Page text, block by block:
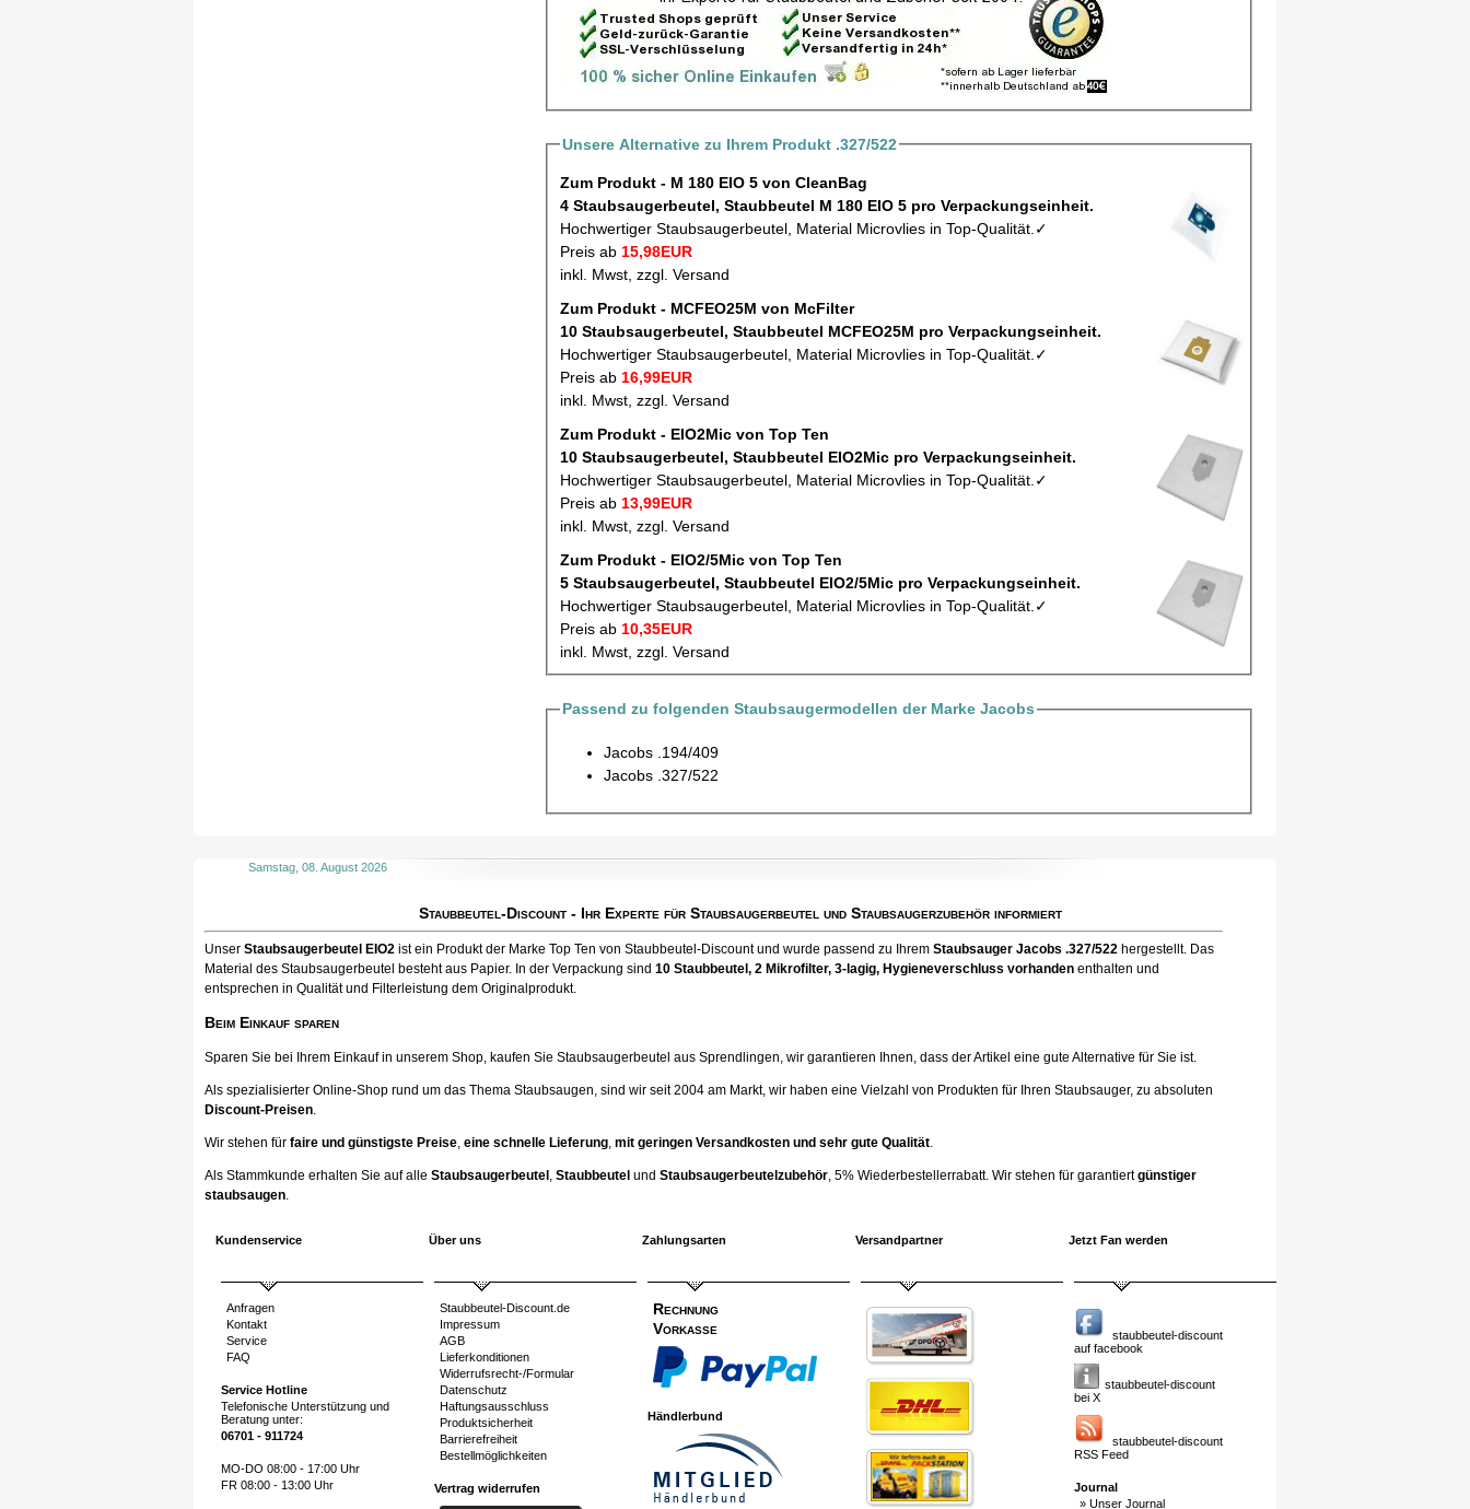
Unsere Alternative zu Ihrem Produkt .327/522
Zum Produkt - M 180 EIO 5 von CleanBag
4 Staubsaugerbeutel, Staubbeutel M 180 EIO 5 pro Verpackungseinheit.
Hochwertiger Staubsaugerbeutel, Material Microvlies in Top-Qualität.✓
Preis ab 15,98EUR
inkl. Mwst, zzgl. Versand
Zum Produkt - MCFEO25M von McFilter
10 Staubsaugerbeutel, Staubbeutel MCFEO25M pro Verpackungseinheit.
Hochwertiger Staubsaugerbeutel, Material Microvlies in Top-Qualität.✓
Preis ab 16,99EUR
inkl. Mwst, zzgl. Versand
Zum Produkt - EIO2Mic von Top Ten
10 Staubsaugerbeutel, Staubbeutel EIO2Mic pro Verpackungseinheit.
Hochwertiger Staubsaugerbeutel, Material Microvlies in Top-Qualität.✓
Preis ab 13,99EUR
inkl. Mwst, zzgl. Versand
Zum Produkt - EIO2/5Mic von Top Ten
5 Staubsaugerbeutel, Staubbeutel EIO2/5Mic pro Verpackungseinheit.
Hochwertiger Staubsaugerbeutel, Material Microvlies in Top-Qualität.✓
Preis ab 10,35EUR
inkl. Mwst, zzgl. Versand
Passend zu folgenden Staubsaugermodellen der Marke Jacobs
Jacobs .194/409
Jacobs .327/522
Samstag, 08. August 2026
Staubbeutel-Discount - Ihr Experte für Staubsaugerbeutel und Staubsaugerzubehör informiert
Unser Staubsaugerbeutel EIO2 ist ein Produkt der Marke Top Ten von Staubbeutel-Discount und wurde passend zu Ihrem Staubsauger Jacobs .327/522 hergestellt. Das
Material des Staubsaugerbeutel besteht aus Papier. In der Verpackung sind 10 Staubbeutel, 2 Mikrofilter, 3-lagig, Hygieneverschluss vorhanden enthalten und
entsprechen in Qualität und Filterleistung dem Originalprodukt.
Beim Einkauf sparen
Sparen Sie bei Ihrem Einkauf in unserem Shop, kaufen Sie Staubsaugerbeutel aus Sprendlingen, wir garantieren Ihnen, dass der Artikel eine gute Alternative für Sie ist.
Als spezialisierter Online-Shop rund um das Thema Staubsaugen, sind wir seit 2004 am Markt, wir haben eine Vielzahl von Produkten für Ihren Staubsauger, zu absoluten
Discount-Preisen.
Wir stehen für faire und günstigste Preise, eine schnelle Lieferung, mit geringen Versandkosten und sehr gute Qualität.
Als Stammkunde erhalten Sie auf alle Staubsaugerbeutel, Staubbeutel und Staubsaugerbeutelzubehör, 5% Wiederbestellerrabatt. Wir stehen für garantiertgünstiger
staubsaugen.
Kundenservice
Anfragen
Kontakt
Service
FAQ
Service Hotline
Telefonische Unterstützung und
Beratung unter:
06701 - 911724
MO-DO 08:00 - 17:00 Uhr
FR 08:00 - 13:00 Uhr
Über uns
Staubbeutel-Discount.de
Impressum
AGB
Lieferkonditionen
Widerrufsrecht-/Formular
Datenschutz
Haftungsausschluss
Produktsicherheit
Barrierefreiheit
Bestellmöglichkeiten
Vertrag widerrufen
Zahlungsarten
Rechnung
Vorkasse
Händlerbund
Versandpartner Jetzt Fan werden
staubbeutel-discount
auf facebook
staubbeutel-discount
bei X
staubbeutel-discount
RSS Feed
Journal
» Unser Journal